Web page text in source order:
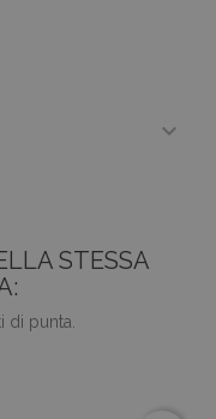

STESSA
di punta.